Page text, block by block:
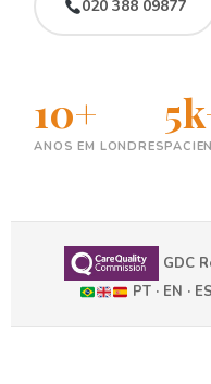
020 388 09877
10+
ANOS EM LONDRES
GDC
PT · EN · ES